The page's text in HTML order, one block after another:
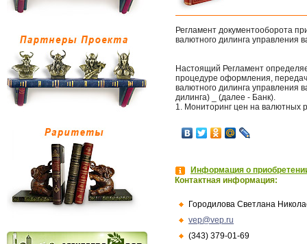
Регламент документооборота
валютного дилинга управления
Настоящий Регламент
процедуре оформления,
валютного дилинга управления
дилинга) _ (далее - Банк).
1. Мониторинг цен на валютных
Информация о
Контактная информация:
Городилова Светлана
vep@vep.ru
(343) 379-01-69